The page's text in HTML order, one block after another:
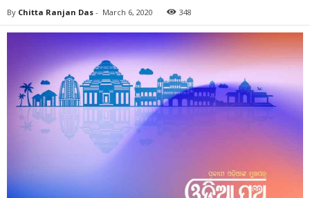
By Chitta Ranjan Das - March 6, 2020 348